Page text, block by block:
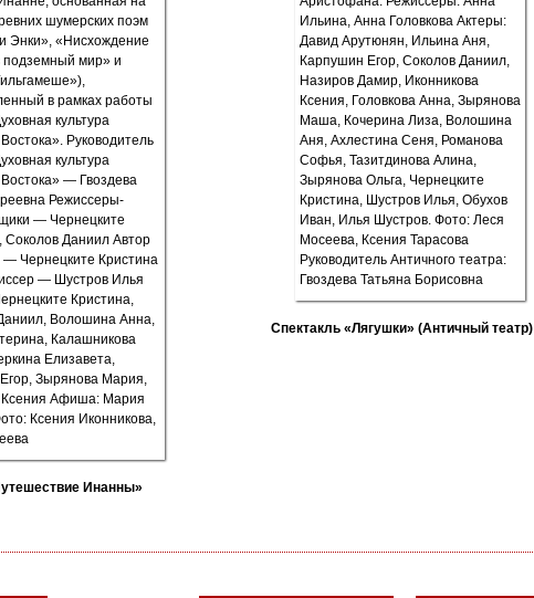
Инанны»
Спектакль «Лягушки» (Античный театр)